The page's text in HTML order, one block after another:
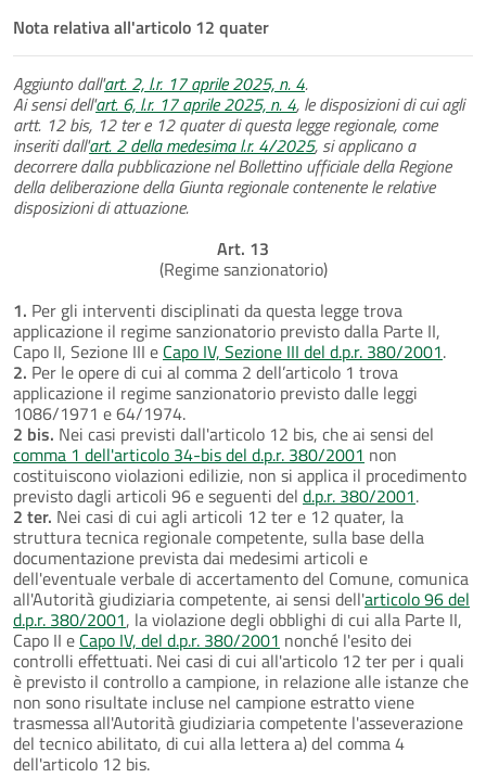
Nota relativa all'articolo 12 quater
Aggiunto dall'art. 2, l.r. 17 aprile 2025, n. 4.
Ai sensi dell'art. 6, l.r. 17 aprile 2025, n. 4, le disposizioni di cui agli
artt. 12 bis, 12 ter e 12 quater di questa legge regionale, come
inseriti dall'art. 2 della medesima l.r. 4/2025, si applicano a
decorrere dalla pubblicazione nel Bollettino ufficiale della Regione
della deliberazione della Giunta regionale contenente le relative
disposizioni di attuazione.
Art. 13
(Regime sanzionatorio)
1. Per gli interventi disciplinati da questa legge trova
applicazione il regime sanzionatorio previsto dalla Parte II,
Capo II, Sezione III e Capo IV, Sezione III del d.p.r. 380/2001.
2. Per le opere di cui al comma 2 dell’articolo 1 trova
applicazione il regime sanzionatorio previsto dalle leggi
1086/1971 e 64/1974.
2 bis. Nei casi previsti dall'articolo 12 bis, che ai sensi del
comma 1 dell'articolo 34-bis del d.p.r. 380/2001 non
costituiscono violazioni edilizie, non si applica il procedimento
previsto dagli articoli 96 e seguenti del d.p.r. 380/2001.
2 ter. Nei casi di cui agli articoli 12 ter e 12 quater, la
struttura tecnica regionale competente, sulla base della
documentazione prevista dai medesimi articoli e
dell'eventuale verbale di accertamento del Comune, comunica
all'Autorità giudiziaria competente, ai sensi dell'articolo 96 del
d.p.r. 380/2001, la violazione degli obblighi di cui alla Parte II,
Capo II e Capo IV, del d.p.r. 380/2001 nonché l'esito dei
controlli effettuati. Nei casi di cui all'articolo 12 ter per i quali
è previsto il controllo a campione, in relazione alle istanze che
non sono risultate incluse nel campione estratto viene
trasmessa all'Autorità giudiziaria competente l'asseverazione
del tecnico abilitato, di cui alla lettera a) del comma 4
dell'articolo 12 bis.